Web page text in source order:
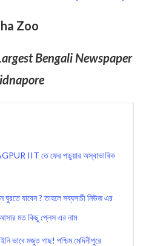
Zoo
Bengali Newspaper
IIT তে ফের পড়ুয়ার অস্বাভাবিক
যাবেন ? তাহলে সব্যসাচী নিউজ এর
মত কিছু প্লেস এর নাম
মজুত গাছ! পশ্চিম মেদিনীপুরে